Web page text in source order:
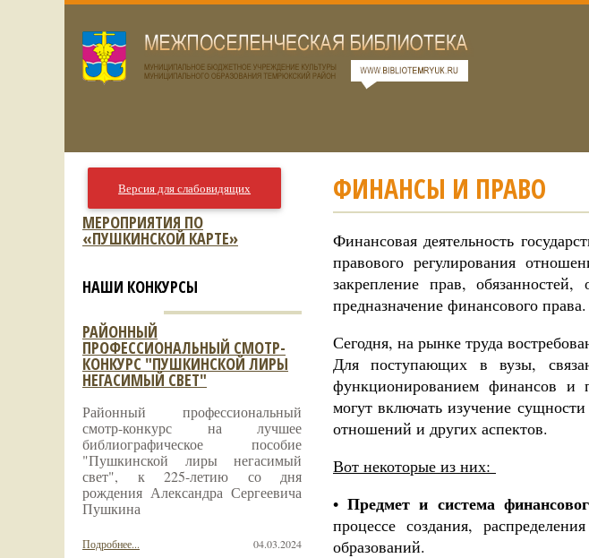
ФИНАНСЫ И ПРАВО
Финансовая деятельность
правового регулирования
закрепление прав,
предназначение финансового права.
Сегодня, на рынке труда
Для поступающих в вузы,
функционированием финансов и
могут включать изучение
отношений и других аспектов.
Вот некоторые из них:
•Предмет и система
процессе создания,
образований.
Версия для слабовидящих
МЕРОПРИЯТИЯ ПО
«ПУШКИНСКОЙ КАРТЕ»
НАШИ КОНКУРСЫ
РАЙОННЫЙ
ПРОФЕССИОНАЛЬНЫЙ СМОТР-
КОНКУРС "ПУШКИНСКОЙ ЛИРЫ
НЕГАСИМЫЙ СВЕТ"
Районный профессиональный
смотр-конкурс на лучшее
библиографическое пособие
"Пушкинской лиры негасимый
свет", к 225-летию со дня
рождения Александра Сергеевича
Пушкина
04.03.2024
Подробнее...